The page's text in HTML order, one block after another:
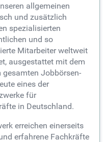
allgemeinen
und zusätzlich
spezialisierten
und so
Mitarbeiter weltweit
ausgestattet mit dem
Jobbörsen-
eines der
für
in Deutschland.
erreichen einerseits
erfahrene Fachkräfte